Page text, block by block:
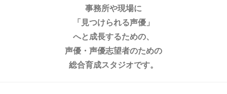
事務所や現場に
「見つけられる声優」
へと成長するための、
声優・声優志望者のための
総合育成スタジオです。